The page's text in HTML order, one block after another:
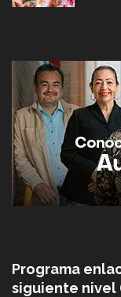
Programa
siguiente nivel